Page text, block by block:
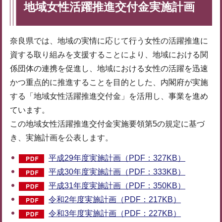
地域女性活躍推進交付金実施計画
奈良県では、地域の実情に応じて行う女性の活躍推進に
資する取り組みを支援することにより、地域における関
係団体の連携を促進し、地域における女性の活躍を迅速
かつ重点的に推進することを目的とした、内閣府が実施
する「地域女性活躍推進交付金」を活用し、事業を進め
ています。
この地域女性活躍推進交付金実施要領第5の規定に基づ
き、実施計画を公表します。
平成29年度実施計画（PDF：327KB）
平成30年度実施計画（PDF：333KB）
平成31年度実施計画（PDF：350KB）
令和2年度実施計画（PDF：217KB）
令和3年度実施計画（PDF：227KB）